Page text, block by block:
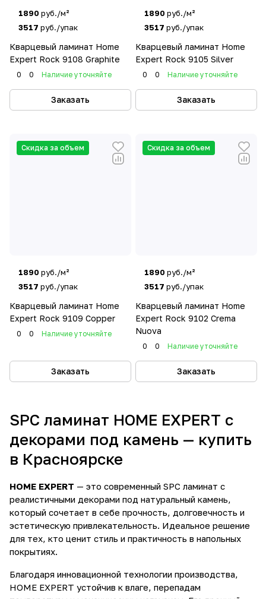
1890 руб./м²
3517 руб./упак
Кварцевый ламинат Home
Expert Rock 9108 Graphite
0 0 Наличие уточняйте
Заказать
1890 руб./м²
3517 руб./упак
Кварцевый ламинат Home
Expert Rock 9105 Silver
0 0 Наличие уточняйте
Заказать
Скидка за объем
1890 руб./м²
3517 руб./упак
Кварцевый ламинат Home
Expert Rock 9109 Copper
0 0 Наличие уточняйте
Заказать
Скидка за объем
1890 руб./м²
3517 руб./упак
Кварцевый ламинат Home
Expert Rock 9102 Crema
Nuova
0 0 Наличие уточняйте
Заказать
SPC ламинат HOME EXPERT с
декорами под камень — купить
в Красноярске
HOME EXPERT — это современный SPC ламинат с
реалистичными декорами под натуральный камень,
который сочетает в себе прочность, долговечность и
эстетическую привлекательность. Идеальное решение
для тех, кто ценит стиль и практичность в напольных
покрытиях.
Благодаря инновационной технологии производства,
HOME EXPERT устойчив к влаге, перепадам